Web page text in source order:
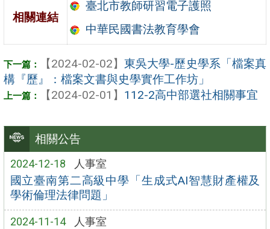
相關公告
2024-12-18 人事室
國立臺南第二高級中學「生成式AI智慧財產權及
學術倫理法律問題」
2024-11-14 人事室
相關連結
臺北市教師研習電子護照
中華民國書法教育學會
【2024-02-02】 東吳大學-歷史學系「檔案真
構『歷』：檔案文書與史學實作工作坊」
【2024-02-01】 112-2高中部選社相關事宜